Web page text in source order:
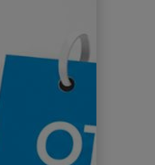
di propri dati personali.
le categorie
di destinatari a cui i
e, quando possibile,
da un titolare del